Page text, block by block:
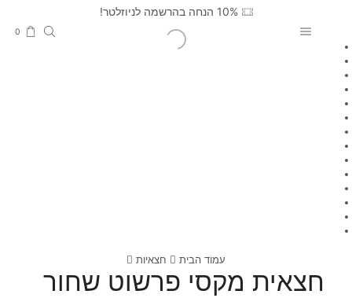
10% הנחה בהרשמה לניוזלטר!
0
עמוד הבית חצאיות
חצאית מקסי פרשוט שחור